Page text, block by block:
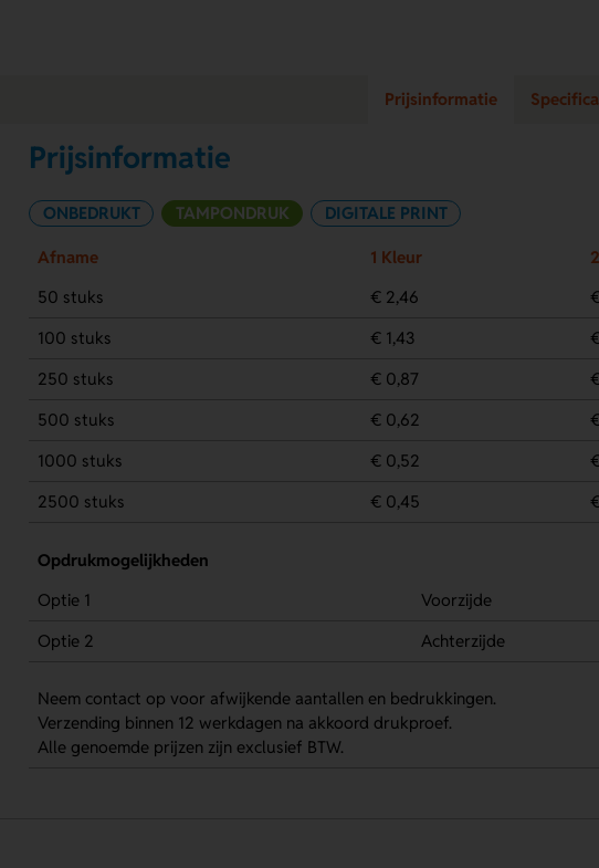
Prijsinformatie
Prijsinformatie
ONBEDRUKT TAMPONDRUK DIGITALE PRINT
Afname 1 Kleur
50 stuks
€ 2,46
100 stuks
€ 1,43
250 stuks
€ 0,87
500 stuks
€ 0,62
1000 stuks
€ 0,52
2500 stuks
€ 0,45
Opdrukmogelijkheden
Optie 1
Voorzijde
Optie 2
Achterzijde
Neem contact op voor afwijkende aantallen en bedrukkingen.
Verzending binnen 12 werkdagen na akkoord drukproef.
Alle genoemde prijzen zijn exclusief BTW.